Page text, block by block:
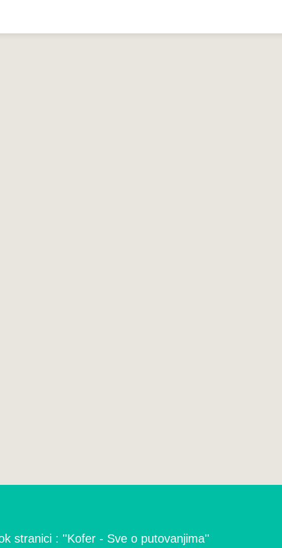
stranici : ''Kofer - Sve o putovanjima''